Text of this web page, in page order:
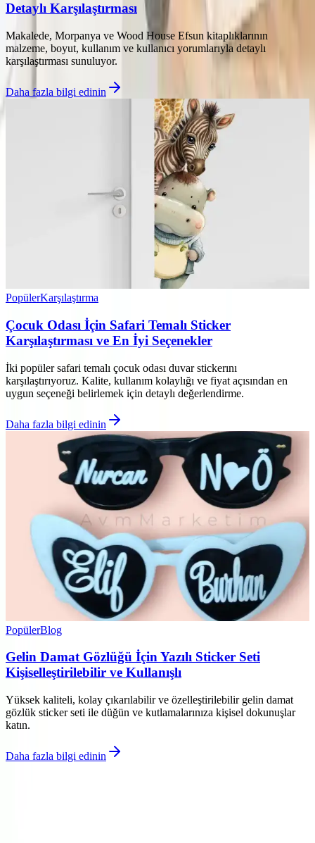
Detaylı Karşılaştırması
Makalede, Morpanya ve Wood House Efsun kitaplıklarının
malzeme, boyut, kullanım ve kullanıcı yorumlarıyla detaylı
karşılaştırması sunuluyor.
Daha fazla bilgi edinin
PopülerKarşılaştırma
Çocuk Odası İçin Safari Temalı Sticker
Karşılaştırması ve En İyi Seçenekler
İki popüler safari temalı çocuk odası duvar stickerını
karşılaştırıyoruz. Kalite, kullanım kolaylığı ve fiyat açısından en
uygun seçeneği belirlemek için detaylı değerlendirme.
Daha fazla bilgi edinin
PopülerBlog
Gelin Damat Gözlüğü İçin Yazılı Sticker Seti
Kişiselleştirilebilir ve Kullanışlı
Yüksek kaliteli, kolay çıkarılabilir ve özelleştirilebilir gelin damat
gözlük sticker seti ile düğün ve kutlamalarınıza kişisel dokunuşlar
katın.
Daha fazla bilgi edinin